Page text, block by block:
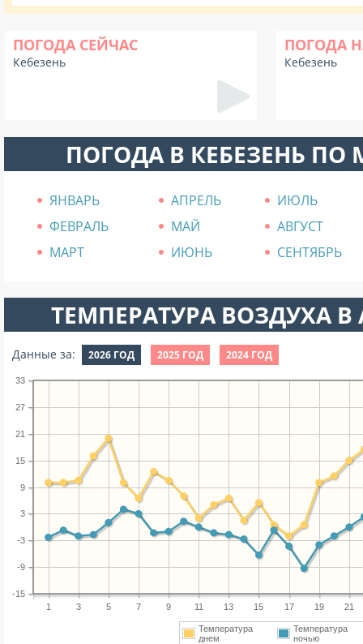
ПОГОДА СЕЙЧАС
Кебезень
ПОГОДА
Кебезень
ПОГОДА В КЕБЕЗЕНЬ ПО
ЯНВАРЬ АПРЕЛЬ
ИЮЛЬ
ФЕВРАЛЬ
МАЙ
АВГУСТ
МАРТ
ИЮНЬ СЕНТЯБРЬ
ТЕМПЕРАТУРА ВОЗДУХА В
Данные за: 2026 ГОД 2025 ГОД 2024 ГОД
1 3 5 7 9 11 13 15 17 19 21
-15
-9
-3
3
9
15
21
27
33
Температура
днем
Температура
ночью